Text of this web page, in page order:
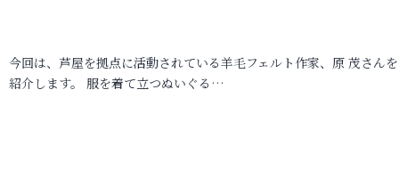
今回は、芦屋を拠点に活動されている羊毛フェルト作家、原 茂さん
紹介します。 服を着て立つぬいぐる…